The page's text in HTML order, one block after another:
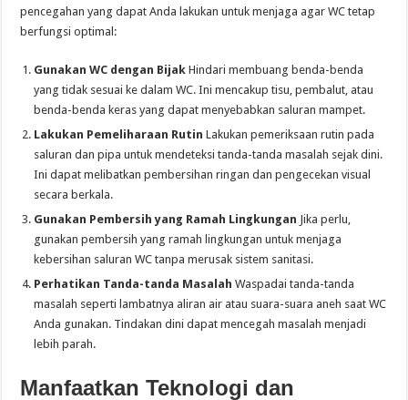
pencegahan yang dapat Anda lakukan untuk menjaga agar WC tetap
berfungsi optimal:
Gunakan WC dengan Bijak Hindari membuang benda-benda
yang tidak sesuai ke dalam WC. Ini mencakup tisu, pembalut, atau
benda-benda keras yang dapat menyebabkan saluran mampet.
Lakukan Pemeliharaan Rutin Lakukan pemeriksaan rutin pada
saluran dan pipa untuk mendeteksi tanda-tanda masalah sejak dini.
Ini dapat melibatkan pembersihan ringan dan pengecekan visual
secara berkala.
Gunakan Pembersih yang Ramah Lingkungan Jika perlu,
gunakan pembersih yang ramah lingkungan untuk menjaga
kebersihan saluran WC tanpa merusak sistem sanitasi.
Perhatikan Tanda-tanda Masalah Waspadai tanda-tanda
masalah seperti lambatnya aliran air atau suara-suara aneh saat WC
Anda gunakan. Tindakan dini dapat mencegah masalah menjadi
lebih parah.
Manfaatkan Teknologi dan